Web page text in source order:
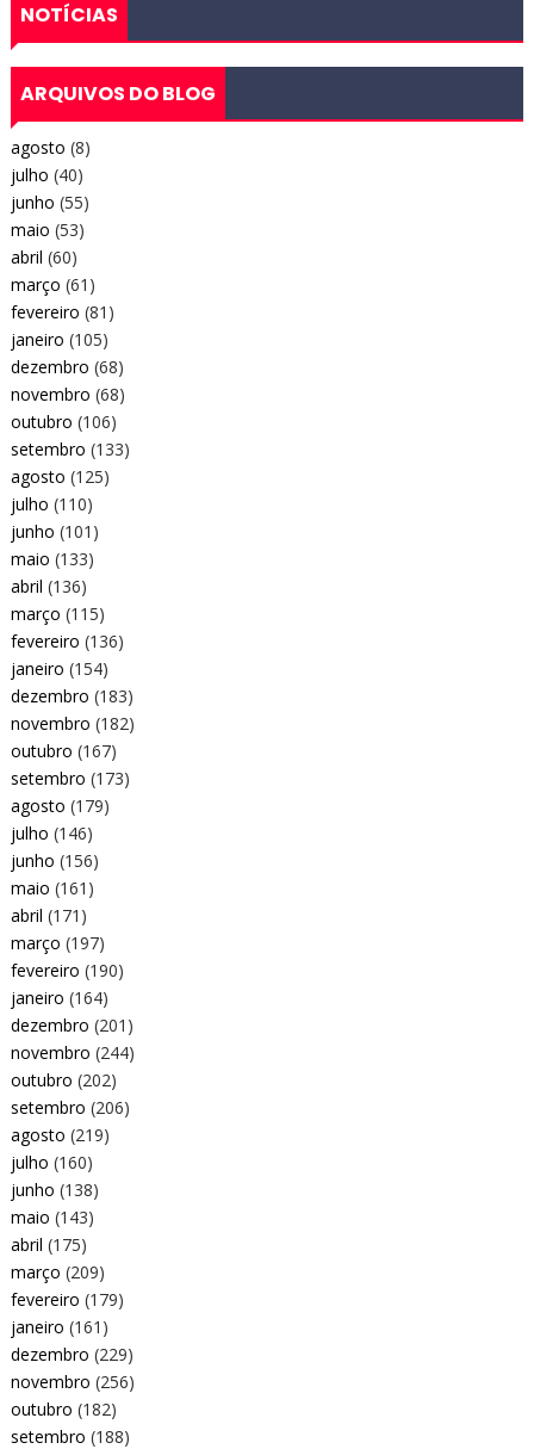
NOTÍCIAS
ARQUIVOS DO BLOG
agosto (8)
julho (40)
junho (55)
maio (53)
abril (60)
março (61)
fevereiro (81)
janeiro (105)
dezembro (68)
novembro (68)
outubro (106)
setembro (133)
agosto (125)
julho (110)
junho (101)
maio (133)
abril (136)
março (115)
fevereiro (136)
janeiro (154)
dezembro (183)
novembro (182)
outubro (167)
setembro (173)
agosto (179)
julho (146)
junho (156)
maio (161)
abril (171)
março (197)
fevereiro (190)
janeiro (164)
dezembro (201)
novembro (244)
outubro (202)
setembro (206)
agosto (219)
julho (160)
junho (138)
maio (143)
abril (175)
março (209)
fevereiro (179)
janeiro (161)
dezembro (229)
novembro (256)
outubro (182)
setembro (188)